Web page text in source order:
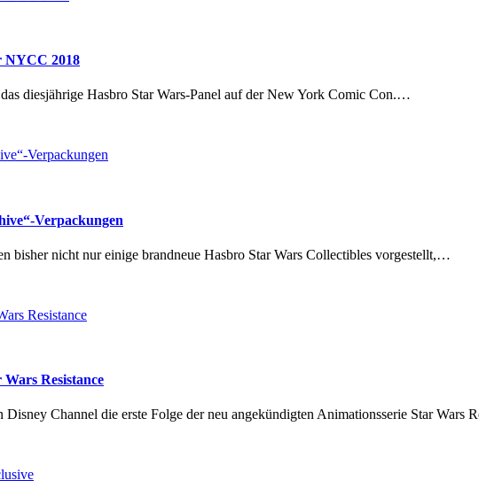
NYCC 2018
diesjährige Hasbro Star Wars-Panel auf der New York Comic Con.…
Verpackungen
bisher nicht nur einige brandneue Hasbro Star Wars Collectibles vorgestellt,…
Resistance
Channel die erste Folge der neu angekündigten Animationsserie Star Wars